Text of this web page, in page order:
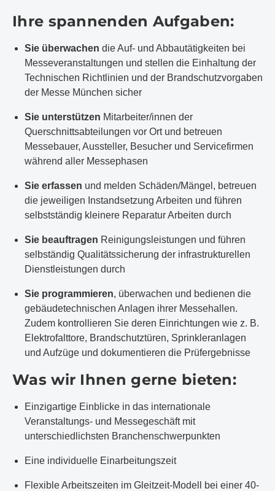
Ihre spannenden Aufgaben:
Sie überwachen die Auf- und Abbautätigkeiten bei
Messeveranstaltungen und stellen die Einhaltung der
Technischen Richtlinien und der Brandschutzvorgaben
der Messe München sicher
Sie unterstützen Mitarbeiter/innen der
Querschnittsabteilungen vor Ort und betreuen
Messebauer, Aussteller, Besucher und Servicefirmen
während aller Messephasen
Sie erfassen und melden Schäden/Mängel, betreuen
die jeweiligen Instandsetzung Arbeiten und führen
selbstständig kleinere Reparatur Arbeiten durch
Sie beauftragen Reinigungsleistungen und führen
selbständig Qualitätssicherung der infrastrukturellen
Dienstleistungen durch
Sie programmieren, überwachen und bedienen die
gebäudetechnischen Anlagen ihrer Messehallen.
Zudem kontrollieren Sie deren Einrichtungen wie z. B.
Elektrofalttore, Brandschutztüren, Sprinkleranlagen
und Aufzüge und dokumentieren die Prüfergebnisse
Was wir Ihnen gerne bieten:
Einzigartige Einblicke in das internationale
Veranstaltungs- und Messegeschäft mit
unterschiedlichsten Branchenschwerpunkten
Eine individuelle Einarbeitungszeit
Flexible Arbeitszeiten im Gleitzeit-Modell bei einer 40-